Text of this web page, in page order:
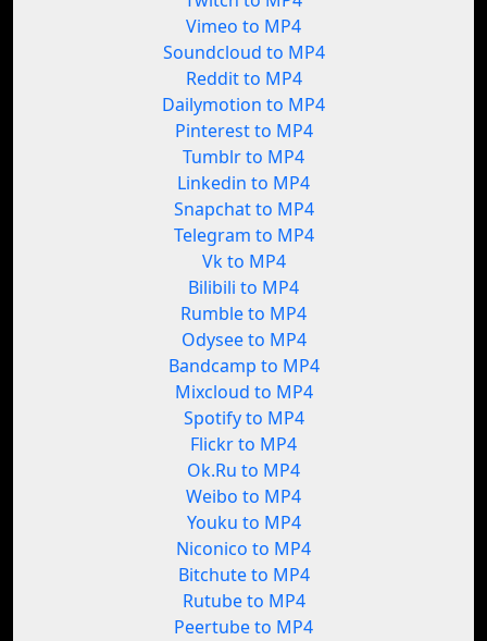
Vimeo to MP4
Soundcloud to MP4
Reddit to MP4
Dailymotion to MP4
Pinterest to MP4
Tumblr to MP4
Linkedin to MP4
Snapchat to MP4
Telegram to MP4
Vk to MP4
Bilibili to MP4
Rumble to MP4
Odysee to MP4
Bandcamp to MP4
Mixcloud to MP4
Spotify to MP4
Flickr to MP4
Ok.Ru to MP4
Weibo to MP4
Youku to MP4
Niconico to MP4
Bitchute to MP4
Rutube to MP4
Peertube to MP4